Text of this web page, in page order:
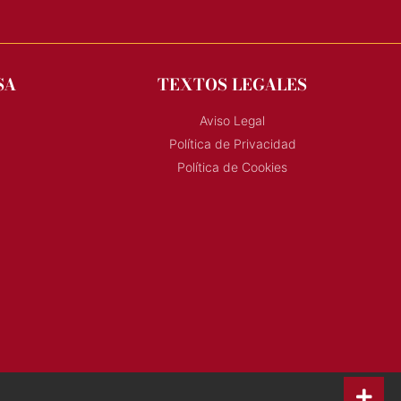
TEXTOS LEGALES
Aviso Legal
Política de Privacidad
Política de Cookies